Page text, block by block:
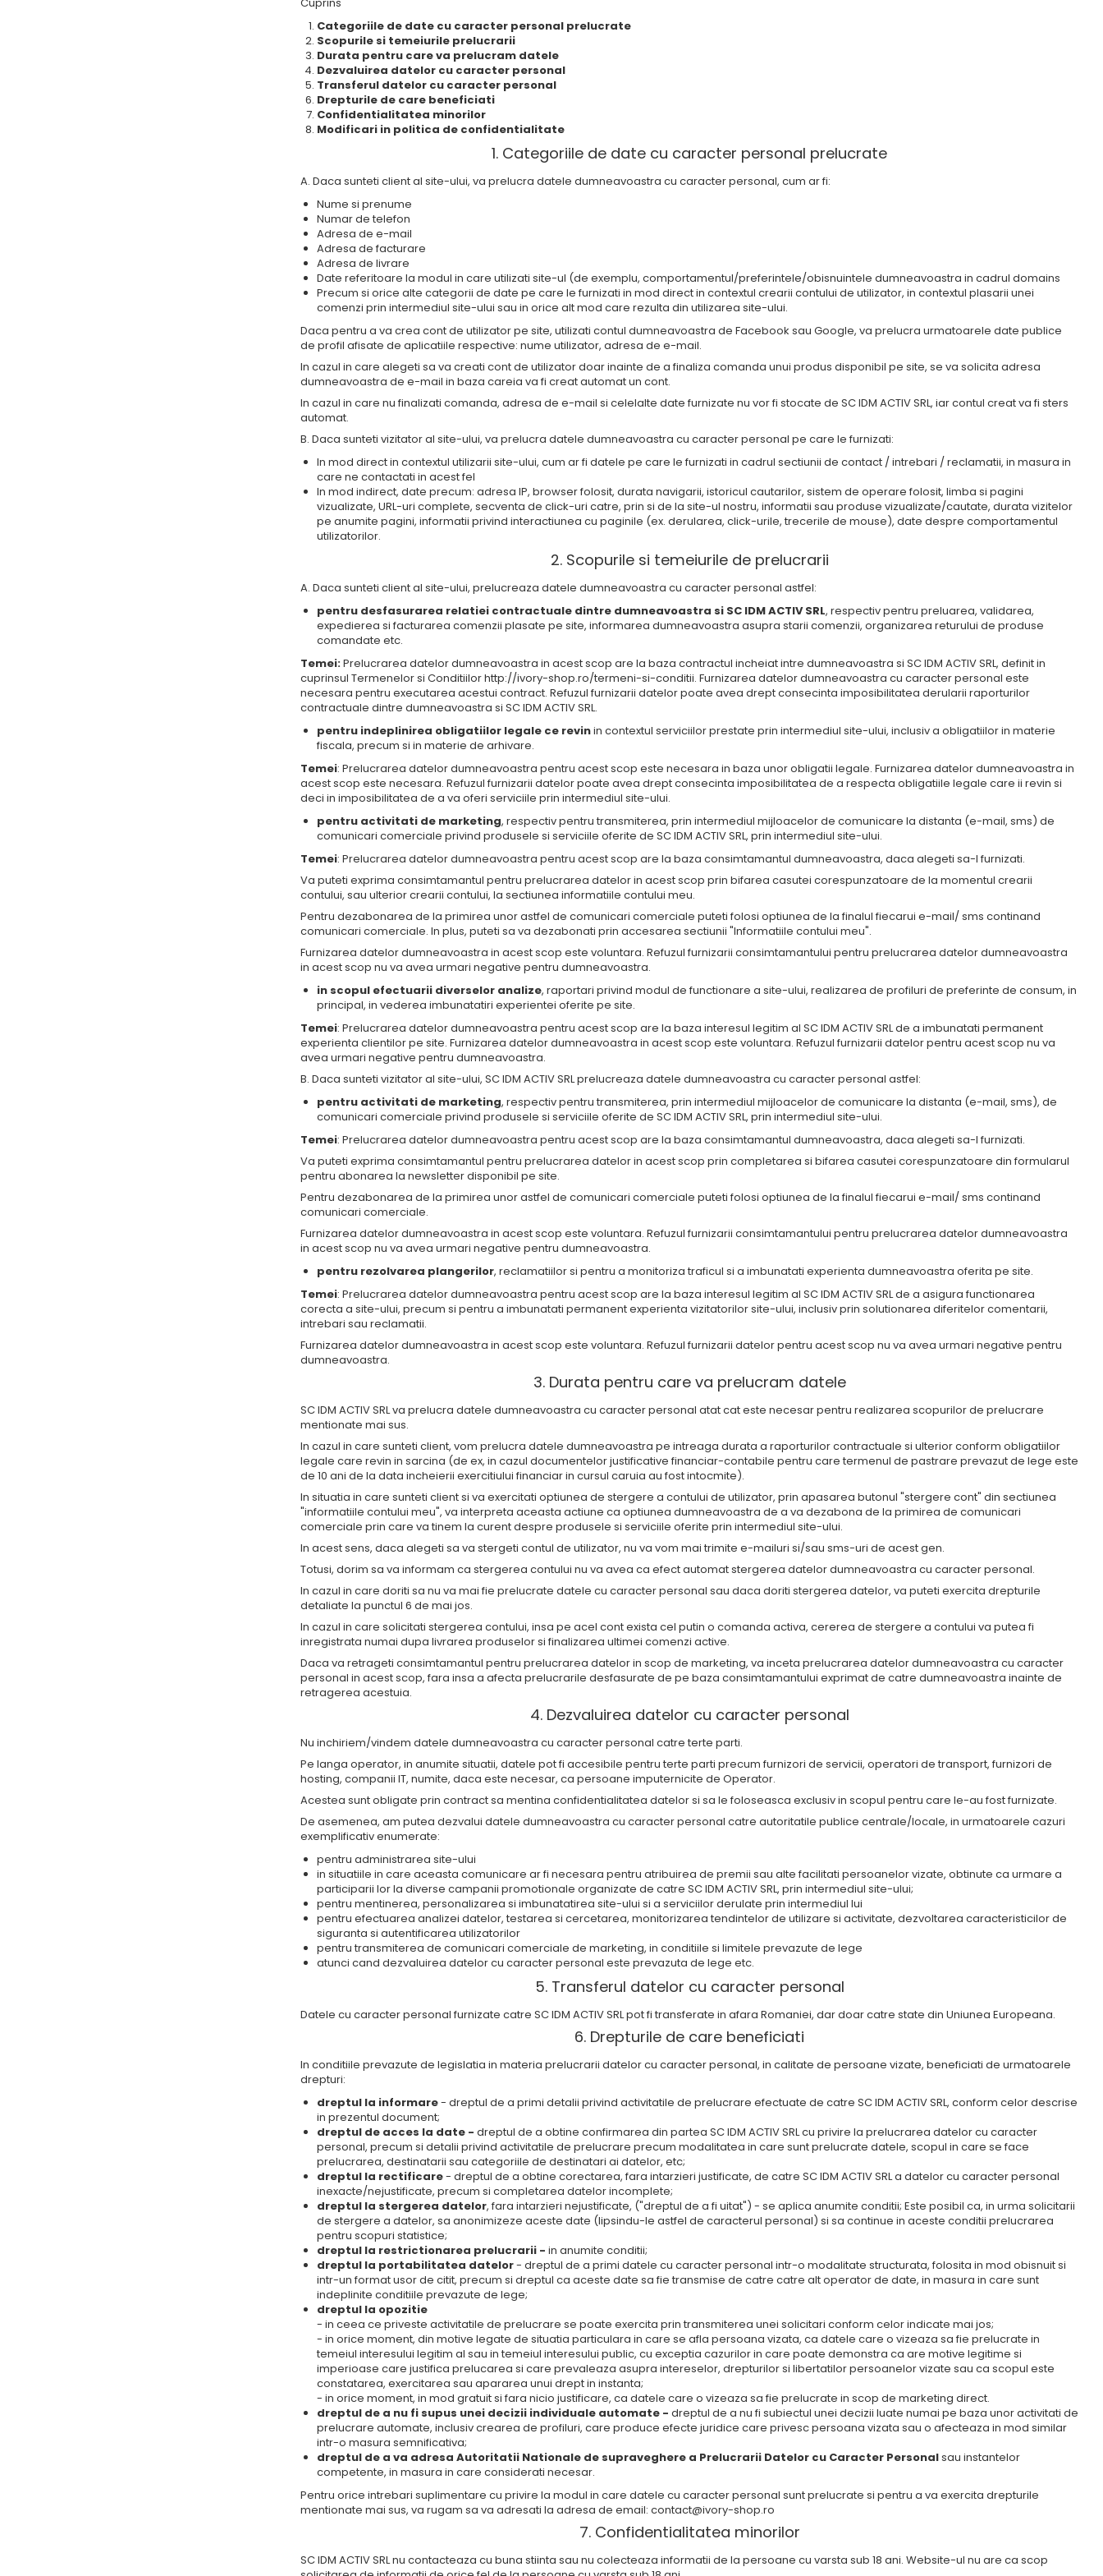
Categoriile de date cu caracter personal prelucrate
Scopurile si temeiurile prelucrarii
Durata pentru care va prelucram datele
Dezvaluirea datelor cu caracter personal
Transferul datelor cu caracter personal
Drepturile de care beneficiati
Confidentialitatea minorilor
Modificari in politica de confidentialitate
1. Categoriile de date cu caracter personal prelucrate
A. Daca sunteti client al site-ului, va prelucra datele dumneavoastra cu caracter personal, cum ar fi:
Nume si prenume
Numar de telefon
Adresa de e-mail
Adresa de facturare
Adresa de livrare
Date referitoare la modul in care utilizati site-ul (de exemplu, comportamentul/preferintele/obisnuintele dumneavoastra in cadrul domains
Precum si orice alte categorii de date pe care le furnizati in mod direct in contextul crearii contului de utilizator, in contextul plasarii unei
comenzi prin intermediul site-ului sau in orice alt mod care rezulta din utilizarea site-ului.
Daca pentru a va crea cont de utilizator pe site, utilizati contul dumneavoastra de Facebook sau Google, va prelucra urmatoarele date publice
de profil afisate de aplicatiile respective: nume utilizator, adresa de e-mail.
In cazul in care alegeti sa va creati cont de utilizator doar inainte de a finaliza comanda unui produs disponibil pe site, se va solicita adresa
dumneavoastra de e-mail in baza careia va fi creat automat un cont.
In cazul in care nu finalizati comanda, adresa de e-mail si celelalte date furnizate nu vor fi stocate de SC IDM ACTIV SRL, iar contul creat va fi sters
automat.
B. Daca sunteti vizitator al site-ului, va prelucra datele dumneavoastra cu caracter personal pe care le furnizati:
In mod direct in contextul utilizarii site-ului, cum ar fi datele pe care le furnizati in cadrul sectiunii de contact / intrebari / reclamatii, in masura in
care ne contactati in acest fel
In mod indirect, date precum: adresa IP, browser folosit, durata navigarii, istoricul cautarilor, sistem de operare folosit, limba si pagini
vizualizate, URL-uri complete, secventa de click-uri catre, prin si de la site-ul nostru, informatii sau produse vizualizate/cautate, durata vizitelor
pe anumite pagini, informatii privind interactiunea cu paginile (ex. derularea, click-urile, trecerile de mouse), date despre comportamentul
utilizatorilor.
2. Scopurile si temeiurile de prelucrarii
A. Daca sunteti client al site-ului, prelucreaza datele dumneavoastra cu caracter personal astfel:
pentru desfasurarea relatiei contractuale dintre dumneavoastra si SC IDM ACTIV SRL, respectiv pentru preluarea, validarea,
expedierea si facturarea comenzii plasate pe site, informarea dumneavoastra asupra starii comenzii, organizarea returului de produse
comandate etc.
Temei:Prelucrarea datelor dumneavoastra in acest scop are la baza contractul incheiat intre dumneavoastra si SC IDM ACTIV SRL, definit in
cuprinsul Termenelor si Conditiilor http://ivory-shop.ro/termeni-si-conditii. Furnizarea datelor dumneavoastra cu caracter personal este
necesara pentru executarea acestui contract. Refuzul furnizarii datelor poate avea drept consecinta imposibilitatea derularii raporturilor
contractuale dintre dumneavoastra si SC IDM ACTIV SRL.
pentru indeplinirea obligatiilor legale ce revinin contextul serviciilor prestate prin intermediul site-ului, inclusiv a obligatiilor in materie
fiscala, precum si in materie de arhivare.
Temei: Prelucrarea datelor dumneavoastra pentru acest scop este necesara in baza unor obligatii legale. Furnizarea datelor dumneavoastra in
acest scop este necesara. Refuzul furnizarii datelor poate avea drept consecinta imposibilitatea de a respecta obligatiile legale care ii revin si
deci in imposibilitatea de a va oferi serviciile prin intermediul site-ului.
pentru activitati de marketing, respectiv pentru transmiterea, prin intermediul mijloacelor de comunicare la distanta (e-mail, sms) de
comunicari comerciale privind produsele si serviciile oferite de SC IDM ACTIV SRL, prin intermediul site-ului.
Temei: Prelucrarea datelor dumneavoastra pentru acest scop are la baza consimtamantul dumneavoastra, daca alegeti sa-l furnizati.
Va puteti exprima consimtamantul pentru prelucrarea datelor in acest scop prin bifarea casutei corespunzatoare de la momentul crearii
contului, sau ulterior crearii contului, la sectiunea informatiile contului meu.
Pentru dezabonarea de la primirea unor astfel de comunicari comerciale puteti folosi optiunea de la finalul fiecarui e-mail/ sms continand
comunicari comerciale. In plus, puteti sa va dezabonati prin accesarea sectiunii "Informatiile contului meu".
Furnizarea datelor dumneavoastra in acest scop este voluntara. Refuzul furnizarii consimtamantului pentru prelucrarea datelor dumneavoastra
in acest scop nu va avea urmari negative pentru dumneavoastra.
in scopul efectuarii diverselor analize, raportari privind modul de functionare a site-ului, realizarea de profiluri de preferinte de consum, in
principal, in vederea imbunatatiri experientei oferite pe site.
Temei: Prelucrarea datelor dumneavoastra pentru acest scop are la baza interesul legitim al SC IDM ACTIV SRL de a imbunatati permanent
experienta clientilor pe site. Furnizarea datelor dumneavoastra in acest scop este voluntara. Refuzul furnizarii datelor pentru acest scop nu va
avea urmari negative pentru dumneavoastra.
B. Daca sunteti vizitator al site-ului, SC IDM ACTIV SRL prelucreaza datele dumneavoastra cu caracter personal astfel:
pentru activitati de marketing, respectiv pentru transmiterea, prin intermediul mijloacelor de comunicare la distanta (e-mail, sms), de
comunicari comerciale privind produsele si serviciile oferite de SC IDM ACTIV SRL, prin intermediul site-ului.
Temei: Prelucrarea datelor dumneavoastra pentru acest scop are la baza consimtamantul dumneavoastra, daca alegeti sa-l furnizati.
Va puteti exprima consimtamantul pentru prelucrarea datelor in acest scop prin completarea si bifarea casutei corespunzatoare din formularul
pentru abonarea la newsletter disponibil pe site.
Pentru dezabonarea de la primirea unor astfel de comunicari comerciale puteti folosi optiunea de la finalul fiecarui e-mail/ sms continand
comunicari comerciale.
Furnizarea datelor dumneavoastra in acest scop este voluntara. Refuzul furnizarii consimtamantului pentru prelucrarea datelor dumneavoastra
in acest scop nu va avea urmari negative pentru dumneavoastra.
pentru rezolvarea plangerilor, reclamatiilor si pentru a monitoriza traficul si a imbunatati experienta dumneavoastra oferita pe site.
Temei: Prelucrarea datelor dumneavoastra pentru acest scop are la baza interesul legitim al SC IDM ACTIV SRL de a asigura functionarea
corecta a site-ului, precum si pentru a imbunatati permanent experienta vizitatorilor site-ului, inclusiv prin solutionarea diferitelor comentarii,
intrebari sau reclamatii.
Furnizarea datelor dumneavoastra in acest scop este voluntara. Refuzul furnizarii datelor pentru acest scop nu va avea urmari negative pentru
dumneavoastra.
3. Durata pentru care va prelucram datele
SC IDM ACTIV SRL va prelucra datele dumneavoastra cu caracter personal atat cat este necesar pentru realizarea scopurilor de prelucrare
mentionate mai sus.
In cazul in care sunteti client, vom prelucra datele dumneavoastra pe intreaga durata a raporturilor contractuale si ulterior conform obligatiilor
legale care revin in sarcina (de ex, in cazul documentelor justificative financiar-contabile pentru care termenul de pastrare prevazut de lege este
de 10 ani de la data incheierii exercitiului financiar in cursul caruia au fost intocmite).
In situatia in care sunteti client si va exercitati optiunea de stergere a contului de utilizator, prin apasarea butonul "stergere cont" din sectiunea
"informatiile contului meu", va interpreta aceasta actiune ca optiunea dumneavoastra de a va dezabona de la primirea de comunicari
comerciale prin care va tinem la curent despre produsele si serviciile oferite prin intermediul site-ului.
In acest sens, daca alegeti sa va stergeti contul de utilizator, nu va vom mai trimite e-mailuri si/sau sms-uri de acest gen.
Totusi, dorim sa va informam ca stergerea contului nu va avea ca efect automat stergerea datelor dumneavoastra cu caracter personal.
In cazul in care doriti sa nu va mai fie prelucrate datele cu caracter personal sau daca doriti stergerea datelor, va puteti exercita drepturile
detaliate la punctul 6 de mai jos.
In cazul in care solicitati stergerea contului, insa pe acel cont exista cel putin o comanda activa, cererea de stergere a contului va putea fi
inregistrata numai dupa livrarea produselor si finalizarea ultimei comenzi active.
Daca va retrageti consimtamantul pentru prelucrarea datelor in scop de marketing, va inceta prelucrarea datelor dumneavoastra cu caracter
personal in acest scop, fara insa a afecta prelucrarile desfasurate de pe baza consimtamantului exprimat de catre dumneavoastra inainte de
retragerea acestuia.
4. Dezvaluirea datelor cu caracter personal
Nu inchiriem/vindem datele dumneavoastra cu caracter personal catre terte parti.
Pe langa operator, in anumite situatii, datele pot fi accesibile pentru terte parti precum furnizori de servicii, operatori de transport, furnizori de
hosting, companii IT, numite, daca este necesar, ca persoane imputernicite de Operator.
Acestea sunt obligate prin contract sa mentina confidentialitatea datelor si sa le foloseasca exclusiv in scopul pentru care le-au fost furnizate.
De asemenea, am putea dezvalui datele dumneavoastra cu caracter personal catre autoritatile publice centrale/locale, in urmatoarele cazuri
exemplificativ enumerate:
pentru administrarea site-ului
in situatiile in care aceasta comunicare ar fi necesara pentru atribuirea de premii sau alte facilitati persoanelor vizate, obtinute ca urmare a
participarii lor la diverse campanii promotionale organizate de catre SC IDM ACTIV SRL, prin intermediul site-ului;
pentru mentinerea, personalizarea si imbunatatirea site-ului si a serviciilor derulate prin intermediul lui
pentru efectuarea analizei datelor, testarea si cercetarea, monitorizarea tendintelor de utilizare si activitate, dezvoltarea caracteristicilor de
siguranta si autentificarea utilizatorilor
pentru transmiterea de comunicari comerciale de marketing, in conditiile si limitele prevazute de lege
atunci cand dezvaluirea datelor cu caracter personal este prevazuta de lege etc.
5. Transferul datelor cu caracter personal
Datele cu caracter personal furnizate catre SC IDM ACTIV SRL pot fi transferate in afara Romaniei, dar doar catre state din Uniunea Europeana.
6. Drepturile de care beneficiati
In conditiile prevazute de legislatia in materia prelucrarii datelor cu caracter personal, in calitate de persoane vizate, beneficiati de urmatoarele
drepturi:
dreptul la informare- dreptul de a primi detalii privind activitatile de prelucrare efectuate de catre SC IDM ACTIV SRL, conform celor descrise
in prezentul document;
dreptul de acces la date - dreptul de a obtine confirmarea din partea SC IDM ACTIV SRL cu privire la prelucrarea datelor cu caracter
personal, precum si detalii privind activitatile de prelucrare precum modalitatea in care sunt prelucrate datele, scopul in care se face
prelucrarea, destinatarii sau categoriile de destinatari ai datelor, etc;
dreptul la rectificare- dreptul de a obtine corectarea, fara intarzieri justificate, de catre SC IDM ACTIV SRL a datelor cu caracter personal
inexacte/nejustificate, precum si completarea datelor incomplete;
dreptul la stergerea datelor, fara intarzieri nejustificate, ("dreptul de a fi uitat") - se aplica anumite conditii; Este posibil ca, in urma solicitarii
de stergere a datelor, sa anonimizeze aceste date (lipsindu-le astfel de caracterul personal) si sa continue in aceste conditii prelucrarea
pentru scopuri statistice;
dreptul la restrictionarea prelucrarii - in anumite conditii;
dreptul la portabilitatea datelor- dreptul de a primi datele cu caracter personal intr-o modalitate structurata, folosita in mod obisnuit si
intr-un format usor de citit, precum si dreptul ca aceste date sa fie transmise de catre catre alt operator de date, in masura in care sunt
indeplinite conditiile prevazute de lege;
dreptul la opozitie
- in ceea ce priveste activitatile de prelucrare se poate exercita prin transmiterea unei solicitari conform celor indicate mai jos;
- in orice moment, din motive legate de situatia particulara in care se afla persoana vizata, ca datele care o vizeaza sa fie prelucrate in
temeiul interesului legitim al sau in temeiul interesului public, cu exceptia cazurilor in care poate demonstra ca are motive legitime si
imperioase care justifica prelucarea si care prevaleaza asupra intereselor, drepturilor si libertatilor persoanelor vizate sau ca scopul este
constatarea, exercitarea sau apararea unui drept in instanta;
- in orice moment, in mod gratuit si fara nicio justificare, ca datele care o vizeaza sa fie prelucrate in scop de marketing direct.
dreptul de a nu fi supus unei decizii individuale automate - dreptul de a nu fi subiectul unei decizii luate numai pe baza unor activitati de
prelucrare automate, inclusiv crearea de profiluri, care produce efecte juridice care privesc persoana vizata sau o afecteaza in mod similar
intr-o masura semnificativa;
dreptul de a va adresa Autoritatii Nationale de supraveghere a Prelucrarii Datelor cu Caracter Personalsau instantelor
competente, in masura in care considerati necesar.
Pentru orice intrebari suplimentare cu privire la modul in care datele cu caracter personal sunt prelucrate si pentru a va exercita drepturile
mentionate mai sus, va rugam sa va adresati la adresa de email: contact@ivory-shop.ro
7. Confidentialitatea minorilor
SC IDM ACTIV SRL nu contacteaza cu buna stiinta sau nu colecteaza informatii de la persoane cu varsta sub 18 ani. Website-ul nu are ca scop